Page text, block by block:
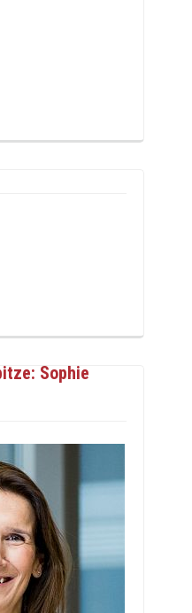
Sophie